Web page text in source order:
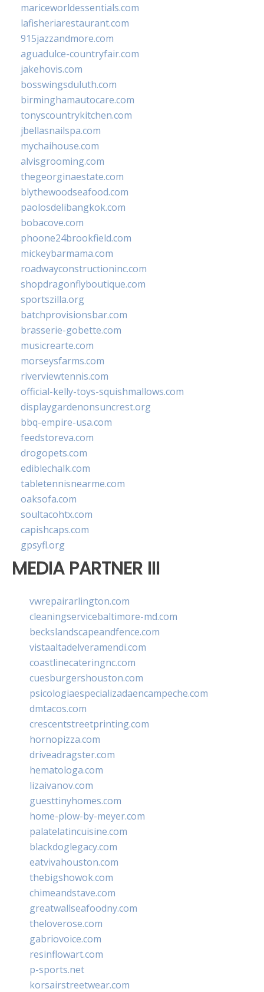
mariceworldessentials.com
lafisheriarestaurant.com
915jazzandmore.com
aguadulce-countryfair.com
jakehovis.com
bosswingsduluth.com
birminghamautocare.com
tonyscountrykitchen.com
jbellasnailspa.com
mychaihouse.com
alvisgrooming.com
thegeorginaestate.com
blythewoodseafood.com
paolosdelibangkok.com
bobacove.com
phoone24brookfield.com
mickeybarmama.com
roadwayconstructioninc.com
shopdragonflyboutique.com
sportszilla.org
batchprovisionsbar.com
brasserie-gobette.com
musicrearte.com
morseysfarms.com
riverviewtennis.com
official-kelly-toys-squishmallows.com
displaygardenonsuncrest.org
bbq-empire-usa.com
feedstoreva.com
drogopets.com
ediblechalk.com
tabletennisnearme.com
oaksofa.com
soultacohtx.com
capishcaps.com
gpsyfl.org
MEDIA PARTNER III
vwrepairarlington.com
cleaningservicebaltimore-md.com
beckslandscapeandfence.com
vistaaltadelveramendi.com
coastlinecateringnc.com
cuesburgershouston.com
psicologiaespecializadaencampeche.com
dmtacos.com
crescentstreetprinting.com
hornopizza.com
driveadragster.com
hematologa.com
lizaivanov.com
guesttinyhomes.com
home-plow-by-meyer.com
palatelatincuisine.com
blackdoglegacy.com
eatvivahouston.com
thebigshowok.com
chimeandstave.com
greatwallseafoodny.com
theloverose.com
gabriovoice.com
resinflowart.com
p-sports.net
korsairstreetwear.com